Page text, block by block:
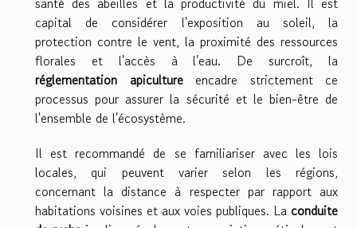
capital de considérer l'exposition au soleil, la
protection contre le vent, la proximité des ressources
florales et l'accès à l'eau. De surcroît, la
réglementation apicultureencadre strictement ce
processus pour assurer la sécurité et le bien-être de
l'ensemble de l'écosystème.
Il est recommandé de se familiariser avec les lois
locales, qui peuvent varier selon les régions,
concernant la distance à respecter par rapport aux
habitations voisines et aux voies publiques. La conduite